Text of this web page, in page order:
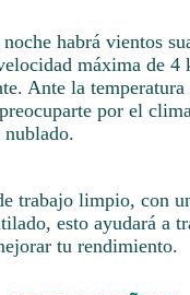
habrá vientos
máxima de 4
Ante la temperatura
por el
trabajo limpio, con
esto ayudará a
tu rendimiento.